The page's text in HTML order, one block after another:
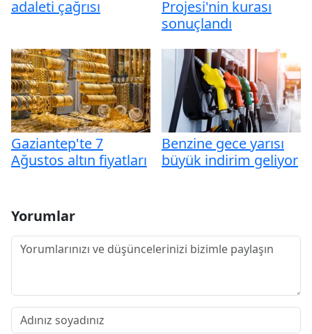
adaleti çağrısı
Projesi'nin kurası
sonuçlandı
Gaziantep'te 7
Ağustos altın fiyatları
Benzine gece yarısı
büyük indirim geliyor
Yorumlar